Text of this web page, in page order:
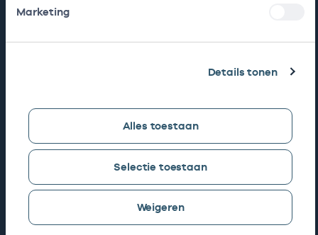
Marketing
Details tonen
Alles toestaan
Selectie toestaan
Weigeren
AGB aanvragen